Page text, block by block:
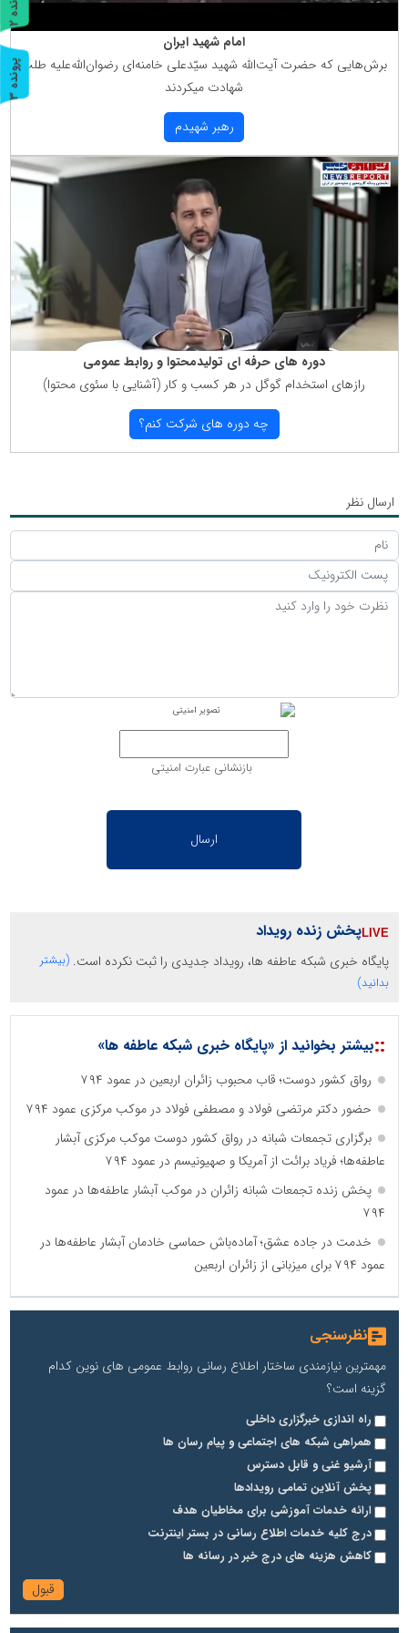
امام شهید ایران
برش‌هایی كه حضرت آیت‌الله شهید سیّدعلی خامنه‌ای رضوان‌الله‌علیه طلب
شهادت میكردند
رهبر شهیدم
دوره های حرفه ای تولیدمحتوا و روابط عمومی
رازهای استخدام گوگل در هر كسب و كار (آشنایی با سئوی محتوا)
چه دوره های شركت كنم؟
ارسال نظر
بازنشانی عبارت امنیتی
پخش زنده رویداد
پایگاه خبری شبکه عاطفه ها، رویداد جدیدی را ثبت نکرده است. (بیشتر
بدانید)
::بیشتر بخوانید از «پایگاه خبری شبکه عاطفه ها»
رواق کشور دوست؛ قاب محبوب زائران اربعین در عمود ۷۹۴
حضور دکتر مرتضی فولاد و مصطفی فولاد در موکب مرکزی عمود ۷۹۴
برگزاری تجمعات شبانه در رواق کشور دوست موکب مرکزی آبشار
عاطفه‌ها؛ فریاد برائت از آمریکا و صهیونیسم در عمود ۷۹۴
پخش زنده تجمعات شبانه زائران در موکب آبشار عاطفه‌ها در عمود
۷۹۴
خدمت در جاده عشق؛ آماده‌باش حماسی خادمان آبشار عاطفه‌ها در
عمود ۷۹۴ برای میزبانی از زائران اربعین
نظرسنجی
مهمترین نیازمندی ساختار اطلاع رسانی روابط عمومی های نوین کدام
گزینه است؟
راه اندازی خبرگزاری داخلی
همراهی شبکه های اجتماعی و پیام رسان ها
آرشیو غنی و قابل دسترس
پخش آنلاین تمامی رویدادها
ارائه خدمات آموزشی برای مخاطیان هدف
درج کلیه خدمات اطلاع رسانی در بستر اینترنت
کاهش هزینه های درج خبر در رسانه ها
ر
و
ن
د
ه
پ
ر
و
ن
د
ه
3